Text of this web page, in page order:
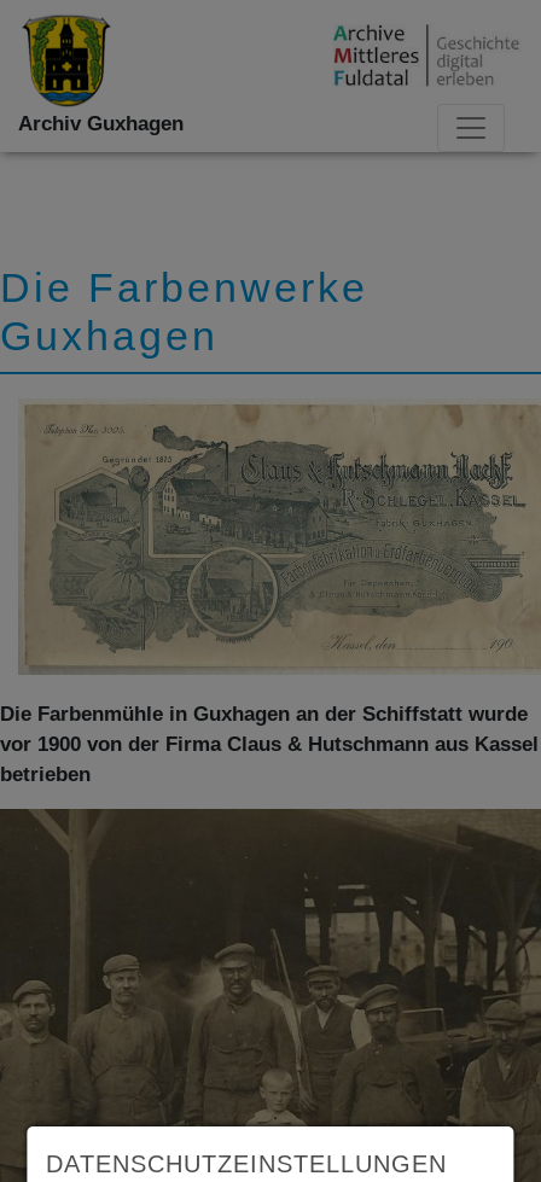
Archiv Guxhagen
Die Farbenwerke
Guxhagen
Die Farbenmühle in Guxhagen an der Schiffstatt wurde
vor 1900 von der Firma Claus & Hutschmann aus Kassel
betrieben
DATENSCHUTZEINSTELLUNGEN